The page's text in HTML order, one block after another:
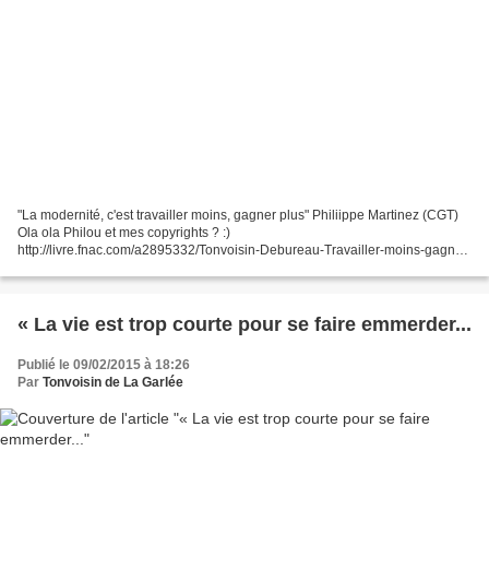
"La modernité, c'est travailler moins, gagner plus" Philiippe Martinez (CGT)
Ola ola Philou et mes copyrights ? :)
http://livre.fnac.com/a2895332/Tonvoisin-Debureau-Travailler-moins-gagner-
« La vie est trop courte pour se faire emmerder...
Publié le 09/02/2015 à 18:26
Par Tonvoisin de La Garlée